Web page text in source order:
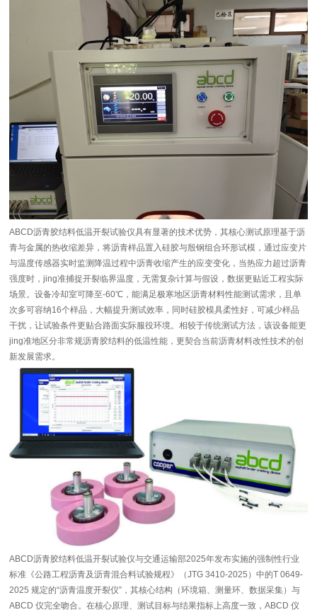
ABCD沥青胶结料低温开裂试验仪具有显著的技术优势，其核心测试原理基于沥
青与金属的热收缩差异，将沥青样品置入硅胶与殷钢组合环形试模，通过应变片
与温度传感器实时监测降温过程中沥青收缩产生的应变变化，当热应力超过沥青
强度时，jing准捕捉开裂临界温度，无需复杂计算与假设，数据更贴近工程实际
场景。设备冷却室可降至-60℃，能满足极寒地区沥青材料性能测试需求，且单
次多可容纳16个样品，大幅提升测试效率，同时硅胶模具柔性好，可减少样品
干扰，让试验条件更贴合路面实际服役环境。相较于传统测试方法，该设备能更
jing准地区分非常规沥青胶结料的低温性能，更契合当前沥青材料改性技术的创
新发展需求。
ABCD沥青胶结料低温开裂试验仪与交通运输部2025年发布实施的强制性行业
标准《公路工程沥青及沥青混合料试验规程》（JTG 3410-2025）中的T 0649-
2025 规定的“沥青温度开裂仪”，其核心结构（环境箱、测量环、数据采集）与
ABCD 仪完全吻合。在核心原理、测试目标与结果指标上高度一致，ABCD 仪